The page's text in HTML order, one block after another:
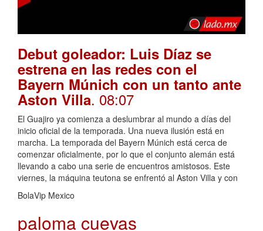
Debut goleador: Luis Díaz se
estrena en las redes con el
Bayern Múnich con un tanto ante
Aston Villa. 08:07
El Guajiro ya comienza a deslumbrar al mundo a días del
inicio oficial de la temporada. Una nueva ilusión está en
marcha. La temporada del Bayern Múnich está cerca de
comenzar oficialmente, por lo que el conjunto alemán está
llevando a cabo una serie de encuentros amistosos. Este
viernes, la máquina teutona se enfrentó al Aston Villa y con
BolaVip Mexico
paloma cuevas